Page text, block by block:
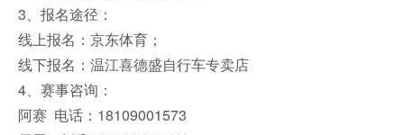
3、报名途径：
线上报名：京东体育；
线下报名：温江喜德盛自行车专卖店
4、赛事咨询：
阿赛 电话：18109001573